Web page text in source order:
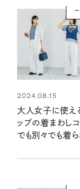
2024.08.15
大人女子に使え
ップの着まわし
でも別々でも着